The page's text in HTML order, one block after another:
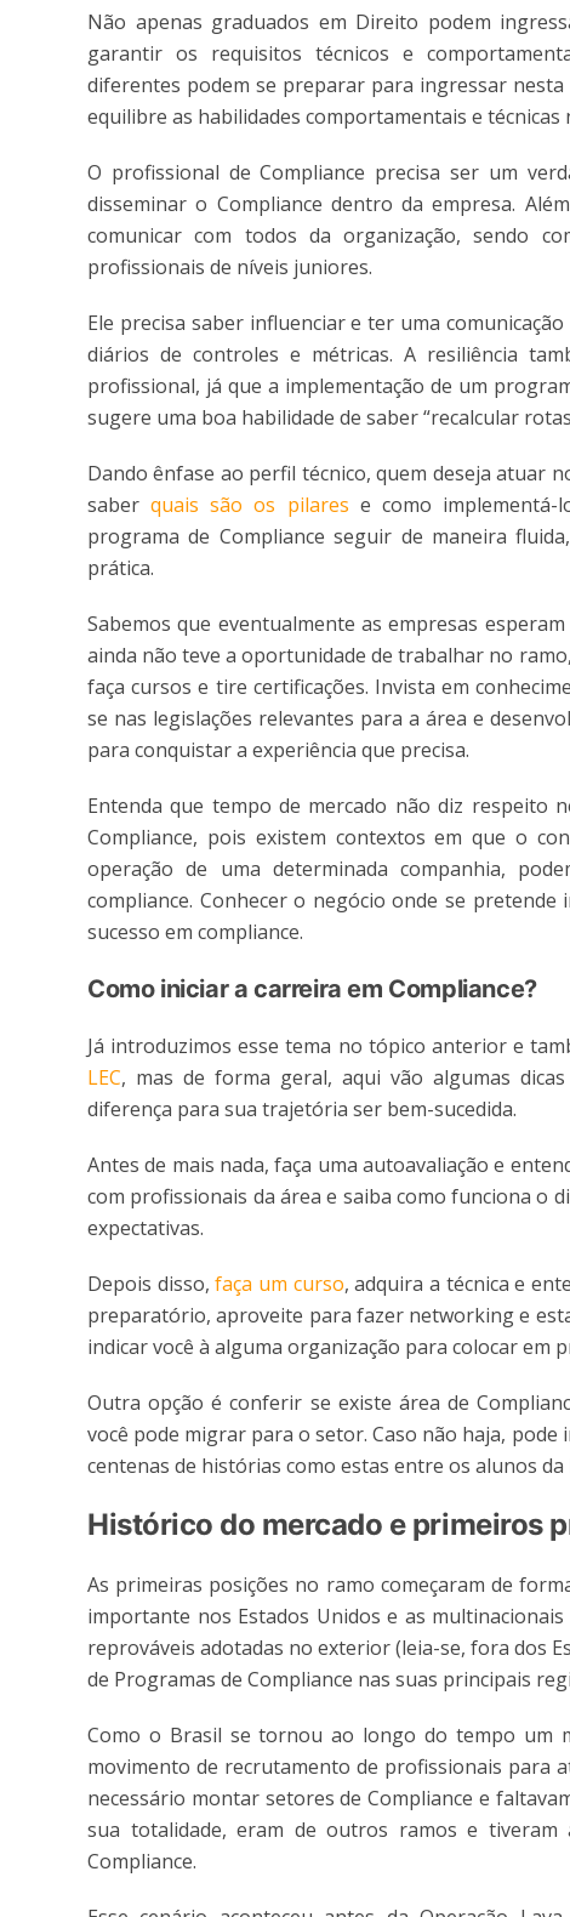
Não apenas graduados em Direito podem
garantir os requisitos técnicos e
diferentes podem se preparar para ingressar
equilibre as habilidades comportamentais e
O profissional de Compliance precisa ser um
disseminar o Compliance dentro da empresa.
comunicar com todos da organização, sendo
profissionais de níveis juniores.
Ele precisa saber influenciar e ter uma
diários de controles e métricas. A resiliência
profissional, já que a implementação de um
sugere uma boa habilidade de saber “recalcular
Dando ênfase ao perfil técnico, quem deseja atuar
saberquais são os pilares e como
programa de Compliance seguir de maneira
prática.
Sabemos que eventualmente as empresas
ainda não teve a oportunidade de trabalhar no
faça cursos e tire certificações. Invista em
se nas legislações relevantes para a área e
para conquistar a experiência que precisa.
Entenda que tempo de mercado não diz respeito
Compliance, pois existem contextos em que o
operação de uma determinada companhia,
compliance. Conhecer o negócio onde se
sucesso em compliance.
Como iniciar a carreira em Compliance?
Já introduzimos esse tema no tópico anterior e
LEC, mas de forma geral, aqui vão algumas
diferença para sua trajetória ser bem-sucedida.
Antes de mais nada, faça uma autoavaliação e
com profissionais da área e saiba como funciona o
expectativas.
Depois disso,faça um curso, adquira a técnica e
preparatório, aproveite para fazer networking e
indicar você à alguma organização para colocar em
Outra opção é conferir se existe área de
você pode migrar para o setor. Caso não haja,
centenas de histórias como estas entre os alunos da
Histórico do mercado e primeiros
As primeiras posições no ramo começaram de
importante nos Estados Unidos e as
reprováveis adotadas no exterior (leia-se, fora dos
de Programas de Compliance nas suas principais
Como o Brasil se tornou ao longo do tempo um
movimento de recrutamento de profissionais para
necessário montar setores de Compliance e
sua totalidade, eram de outros ramos e
Compliance.